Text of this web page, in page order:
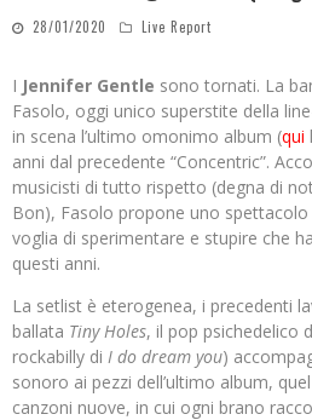
28/01/2020 Live Report
I Jennifer Gentle sono tornati. La
Fasolo, oggi unico superstite della
in scena l’ultimo omonimo album (qui
anni dal precedente “Concentric”.
musicisti di tutto rispetto (degna di
Bon), Fasolo propone uno
voglia di sperimentare e stupire che
questi anni.
La setlist è eterogenea, i precedenti
ballata Tiny Holes, il pop psichedelico
rockabilly di I do dream you)
sonoro ai pezzi dell’ultimo album,
canzoni nuove, in cui ogni brano